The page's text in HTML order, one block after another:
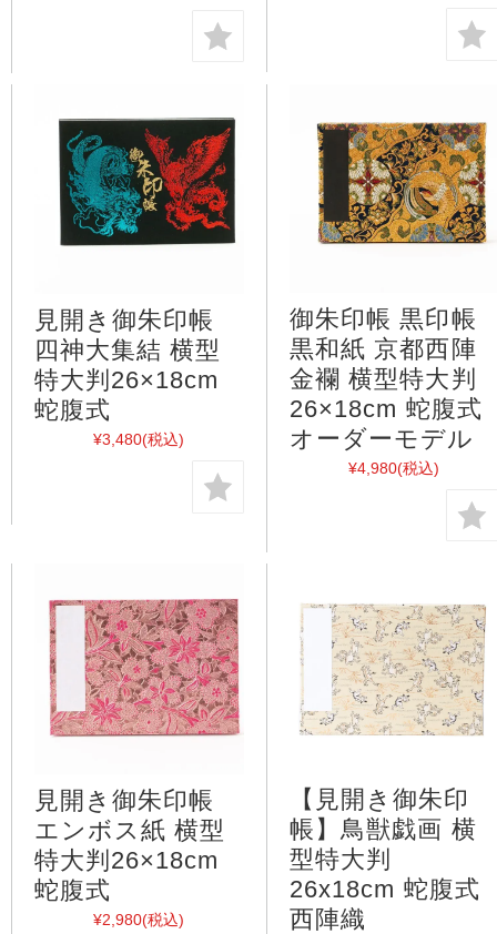
見開き御朱印帳
四神大集結 横型
特大判26×18cm
蛇腹式
¥3,480(税込)
御朱印帳 黒印帳
黒和紙 京都西陣
金襴 横型特大判
26×18cm 蛇腹式
オーダーモデル
¥4,980(税込)
見開き御朱印帳
エンボス紙 横型
特大判26×18cm
蛇腹式
¥2,980(税込)
【見開き御朱印
帳】鳥獣戯画 横
型特大判
26x18cm 蛇腹式
西陣織